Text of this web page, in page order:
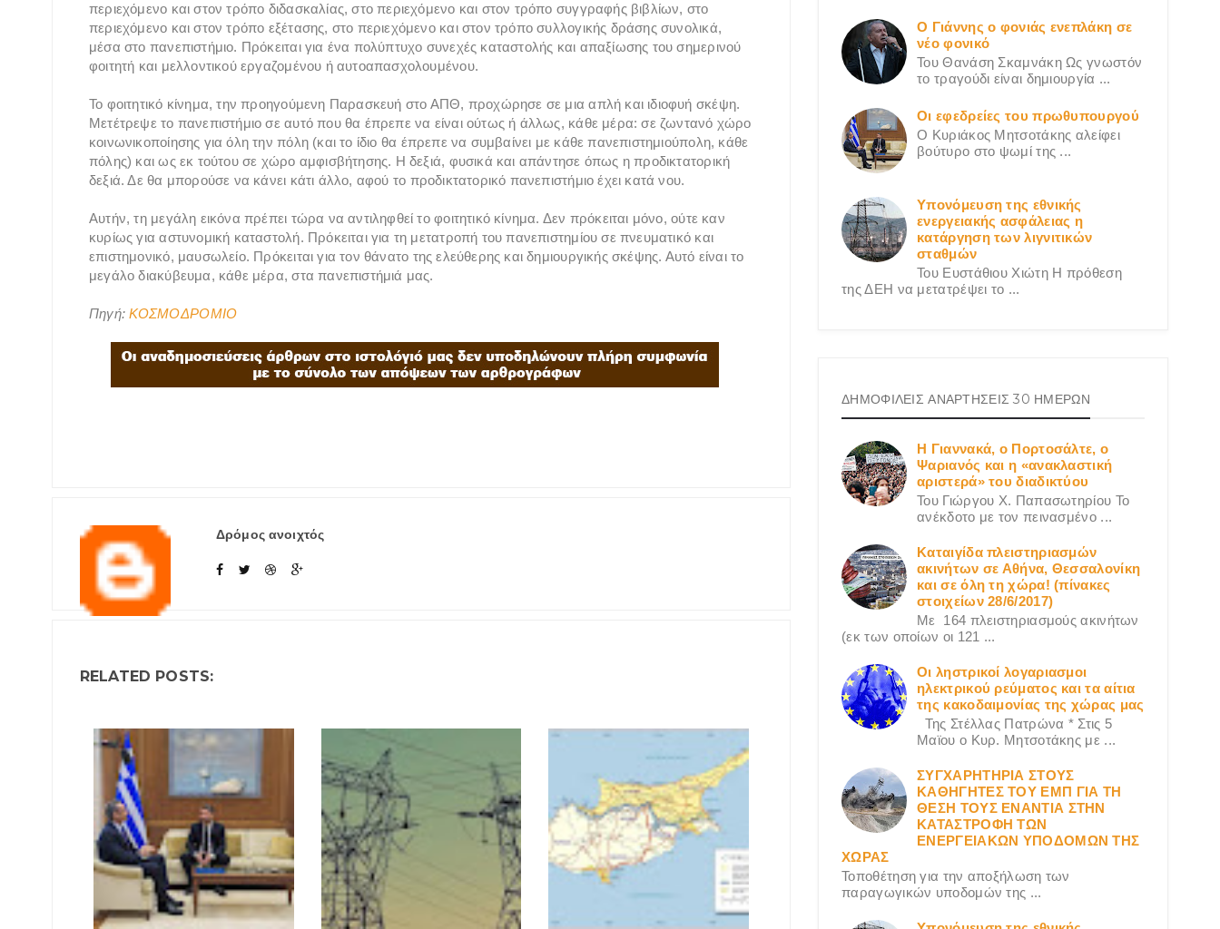
περιεχόμενο και στον τρόπο διδασκαλίας, στο περιεχόμενο και στον τρόπο συγγραφής βιβλίων, στο
περιεχόμενο και στον τρόπο εξέτασης, στο περιεχόμενο και στον τρόπο συλλογικής δράσης συνολικά,
μέσα στο πανεπιστήμιο. Πρόκειται για ένα πολύπτυχο συνεχές καταστολής και απαξίωσης του σημερινού
φοιτητή και μελλοντικού εργαζομένου ή αυτοαπασχολουμένου.
Το φοιτητικό κίνημα, την προηγούμενη Παρασκευή στο ΑΠΘ, προχώρησε σε μια απλή και ιδιοφυή σκέψη.
Μετέτρεψε το πανεπιστήμιο σε αυτό που θα έπρεπε να είναι ούτως ή άλλως, κάθε μέρα: σε ζωντανό χώρο
κοινωνικοποίησης για όλη την πόλη (και το ίδιο θα έπρεπε να συμβαίνει με κάθε πανεπιστημιούπολη, κάθε
πόλης) και ως εκ τούτου σε χώρο αμφισβήτησης. Η δεξιά, φυσικά και απάντησε όπως η προδικτατορική
δεξιά. Δε θα μπορούσε να κάνει κάτι άλλο, αφού το προδικτατορικό πανεπιστήμιο έχει κατά νου.
Αυτήν, τη μεγάλη εικόνα πρέπει τώρα να αντιληφθεί το φοιτητικό κίνημα. Δεν πρόκειται μόνο, ούτε καν
κυρίως για αστυνομική καταστολή. Πρόκειται για τη μετατροπή του πανεπιστημίου σε πνευματικό και
επιστημονικό, μαυσωλείο. Πρόκειται για τον θάνατο της ελεύθερης και δημιουργικής σκέψης. Αυτό είναι το
μεγάλο διακύβευμα, κάθε μέρα, στα πανεπιστήμιά μας.
Πηγή:ΚΟΣΜΟΔΡΟΜΙΟ
Δρόμος ανοιχτός
RELATED POSTS:
Ο Γιάννης ο φονιάς ενεπλάκη σε
νέο φονικό
Του Θανάση Σκαμνάκη Ως γνωστόν
το τραγούδι είναι δημιουργία ...
Οι εφεδρείες του πρωθυπουργού
Ο Κυριάκος Μητσοτάκης αλείφει
βούτυρο στο ψωμί της ...
Υπονόμευση της εθνικής
ενεργειακής ασφάλειας η
κατάργηση των λιγνιτικών
σταθμών
Του Ευστάθιου Χιώτη Η πρόθεση
της ΔΕΗ να μετατρέψει το ...
ΔΗΜΟΦΙΛΕΙΣ ΑΝΑΡΤΗΣΕΙΣ 30 ΗΜΕΡΩΝ
Η Γιαννακά, ο Πορτοσάλτε, ο
Ψαριανός και η «ανακλαστική
αριστερά» του διαδικτύου
Του Γιώργου X. Παπασωτηρίου Το
ανέκδοτο με τον πεινασμένο ...
Καταιγίδα πλειστηριασμών
ακινήτων σε Αθήνα, Θεσσαλονίκη
και σε όλη τη χώρα! (πίνακες
στοιχείων 28/6/2017)
Με 164 πλειστηριασμούς ακινήτων
(εκ των οποίων οι 121 ...
Οι ληστρικοί λογαριασμοι
ηλεκτρικού ρεύματος και τα αίτια
της κακοδαιμονίας της χώρας μας
Της Στέλλας Πατρώνα * Στις 5
Μαϊου ο Κυρ. Μητσοτάκης με ...
ΣΥΓΧΑΡΗΤΗΡΙΑ ΣΤΟΥΣ
ΚΑΘΗΓΗΤΕΣ ΤΟΥ ΕΜΠ ΓΙΑ ΤΗ
ΘΕΣΗ ΤΟΥΣ ΕΝΑΝΤΙΑ ΣΤΗΝ
ΚΑΤΑΣΤΡΟΦΗ ΤΩΝ
ΕΝΕΡΓΕΙΑΚΩΝ ΥΠΟΔΟΜΩΝ ΤΗΣ
ΧΩΡΑΣ
Τοποθέτηση για την αποξήλωση των
παραγωγικών υποδομών της ...